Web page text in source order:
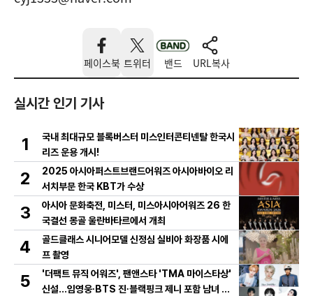
페이스북 트위터 밴드 URL복사
실시간 인기 기사
1
국내 최대규모 블록버스터 미스인터콘티넨탈 한국시
리즈 운용 개시!
2
2025 아시아퍼스트브랜드어워즈 아시아바이오 리
서치부문 한국 KBT가 수상
3
아시아 문화축전, 미스터, 미스아시아어워즈 26 한
국결선 몽골 울란바타르에서 개최
4
골드클래스 시니어모델 신정심 실비아 화장품 시에
프 촬영
5
'더팩트 뮤직 어워즈', 팬앤스타 'TMA 마이스타상'
신설...임영웅∙BTS 진∙블랙핑크 제니 포함 남녀 아